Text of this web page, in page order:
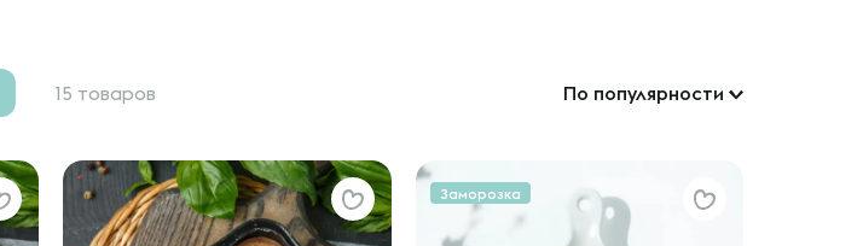
15 товаров По популярности
Заморозка